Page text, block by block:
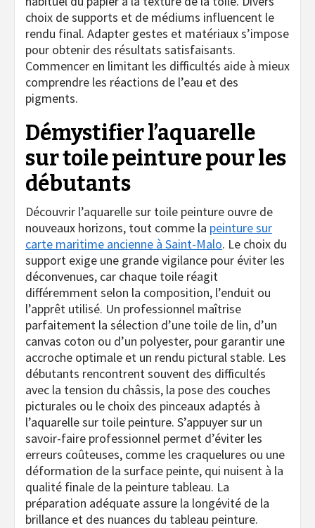
choix de supports et de médiums influencent le
rendu final. Adapter gestes et matériaux s’impose
pour obtenir des résultats satisfaisants.
Commencer en limitant les difficultés aide à mieux
comprendre les réactions de l’eau et des
pigments.
Démystifier l’aquarelle
sur toile peinture pour les
débutants
Découvrir l’aquarelle sur toile peinture ouvre de
nouveaux horizons, tout comme la peinture sur
carte maritime ancienne à Saint-Malo. Le choix du
support exige une grande vigilance pour éviter les
déconvenues, car chaque toile réagit
différemment selon la composition, l’enduit ou
l’apprêt utilisé. Un professionnel maîtrise
parfaitement la sélection d’une toile de lin, d’un
canvas coton ou d’un polyester, pour garantir une
accroche optimale et un rendu pictural stable. Les
débutants rencontrent souvent des difficultés
avec la tension du châssis, la pose des couches
picturales ou le choix des pinceaux adaptés à
l’aquarelle sur toile peinture. S’appuyer sur un
savoir-faire professionnel permet d’éviter les
erreurs coûteuses, comme les craquelures ou une
déformation de la surface peinte, qui nuisent à la
qualité finale de la peinture tableau. La
préparation adéquate assure la longévité de la
brillance et des nuances du tableau peinture.